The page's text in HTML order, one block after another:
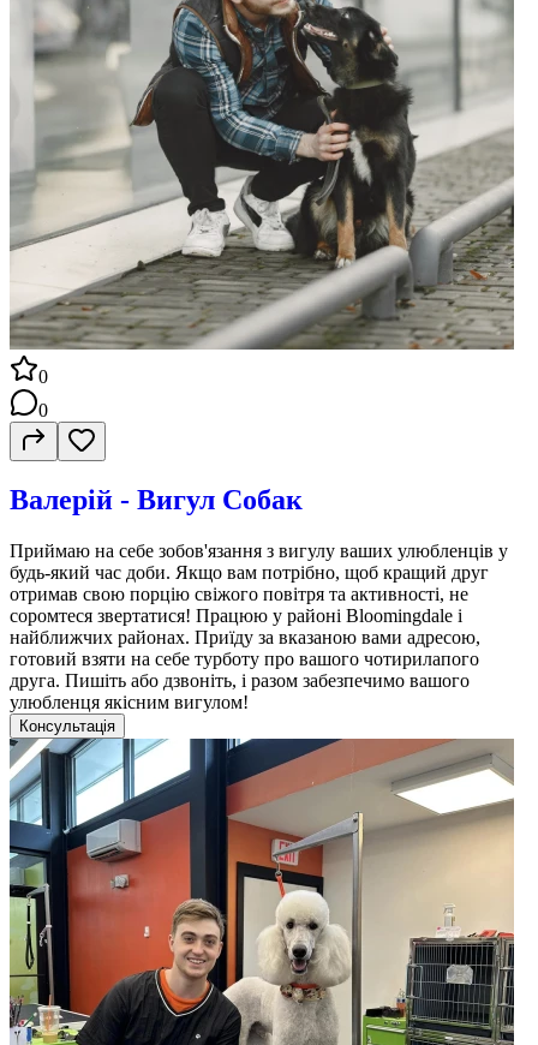
0
0
Валерій - Вигул Собак
Приймаю на себе зобов'язання з вигулу ваших улюбленців у
будь-який час доби. Якщо вам потрібно, щоб кращий друг
отримав свою порцію свіжого повітря та активності, не
соромтеся звертатися! Працюю у районі Bloomingdale і
найближчих районах. Приїду за вказаною вами адресою,
готовий взяти на себе турботу про вашого чотирилапого
друга. Пишіть або дзвоніть, і разом забезпечимо вашого
улюбленця якісним вигулом!
Консультація